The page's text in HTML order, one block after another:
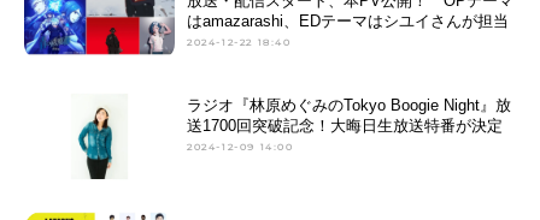
はamazarashi、EDテーマはシユイさんが担当
2024-12-22 18:40
ラジオ『林原めぐみのTokyo Boogie Night』放
送1700回突破記念！大晦日生放送特番が決定
2024-12-09 14:00